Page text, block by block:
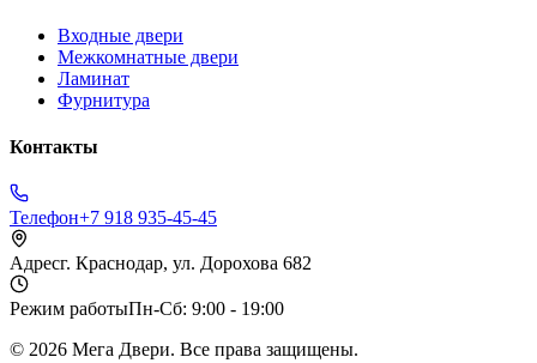
Входные двери
Межкомнатные двери
Ламинат
Фурнитура
Контакты
Телефон+7 918 935-45-45
Адресг. Краснодар, ул. Дорохова 682
Режим работыПн-Сб: 9:00 - 19:00
© 2026 Мега Двери. Все права защищены.